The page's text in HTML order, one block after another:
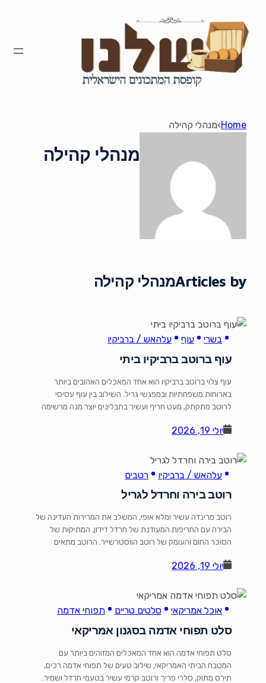
Home
›מנהלי קהילה
מנהלי קהילה
Articles byמנהלי קהילה
בשרי עוף עלהאש / ברביקיו
עוף ברוטב ברביקיו ביתי
עוף צלוי ברוטב ברביקיו הוא אחד המאכלים האהובים ביותר
בארוחות משפחתיות ובמפגשי גריל. השילוב בין עוף עסיסי
לרוטב מתקתק, מעט חריף ועשיר בתבלינים יוצר מנה מרשימה
יולי 19, 2026
עלהאש / ברביקיו רטבים
רוטב בירה וחרדל לגריל
רוטב מרינדה עשיר ומלא אופי, המשלב את המרירות העדינה של
הבירה עם החריפות המעודנת של חרדל דיז'ון, המתיקות של
הסוכר החום והעומק של רוטב הווסטרשייר. הרוטב מתאים
יולי 19, 2026
אוכל אמריקאי סלטים טריים תפוחי אדמה
סלט תפוחי אדמה בסגנון אמריקאי
סלט תפוחי אדמה הוא אחד המאכלים המזוהים ביותר עם
המטבח הביתי האמריקאי, שילוב טעים של תפוחי אדמה רכים,
תירס מתוק, סלרי פריך ורוטב קרמי עשיר בטעמי חרדל ושמיר.